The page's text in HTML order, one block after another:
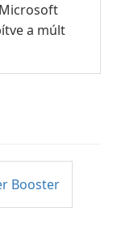
Microsoft
a múlt